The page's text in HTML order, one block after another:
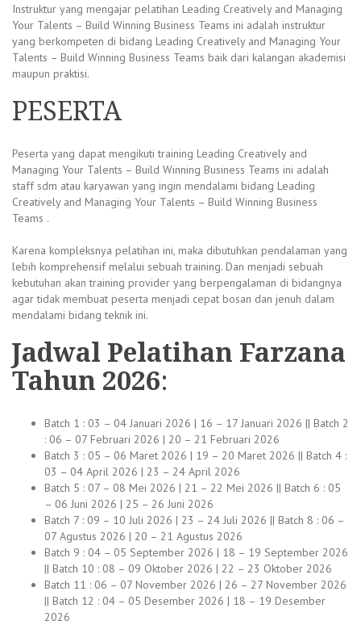
Instruktur yang mengajar pelatihan Leading Creatively and Managing
Your Talents – Build Winning Business Teams ini adalah instruktur
yang berkompeten di bidang Leading Creatively and Managing Your
Talents – Build Winning Business Teams baik dari kalangan akademisi
maupun praktisi.
PESERTA
Peserta yang dapat mengikuti training Leading Creatively and
Managing Your Talents – Build Winning Business Teams ini adalah
staff sdm atau karyawan yang ingin mendalami bidang Leading
Creatively and Managing Your Talents – Build Winning Business
Teams .
Karena kompleksnya pelatihan ini, maka dibutuhkan pendalaman yang
lebih komprehensif melalui sebuah training. Dan menjadi sebuah
kebutuhan akan training provider yang berpengalaman di bidangnya
agar tidak membuat peserta menjadi cepat bosan dan jenuh dalam
mendalami bidang teknik ini.
Jadwal Pelatihan Farzana
Tahun 2026:
Batch 1 : 03 – 04 Januari 2026 | 16 – 17 Januari 2026 || Batch 2
: 06 – 07 Februari 2026 | 20 – 21 Februari 2026
Batch 3 : 05 – 06 Maret 2026 | 19 – 20 Maret 2026 || Batch 4 :
03 – 04 April 2026 | 23 – 24 April 2026
Batch 5 : 07 – 08 Mei 2026 | 21 – 22 Mei 2026 || Batch 6 : 05
– 06 Juni 2026 | 25 – 26 Juni 2026
Batch 7 : 09 – 10 Juli 2026 | 23 – 24 Juli 2026 || Batch 8 : 06 –
07 Agustus 2026 | 20 – 21 Agustus 2026
Batch 9 : 04 – 05 September 2026 | 18 – 19 September 2026
|| Batch 10 : 08 – 09 Oktober 2026 | 22 – 23 Oktober 2026
Batch 11 : 06 – 07 November 2026 | 26 – 27 November 2026
|| Batch 12 : 04 – 05 Desember 2026 | 18 – 19 Desember
2026